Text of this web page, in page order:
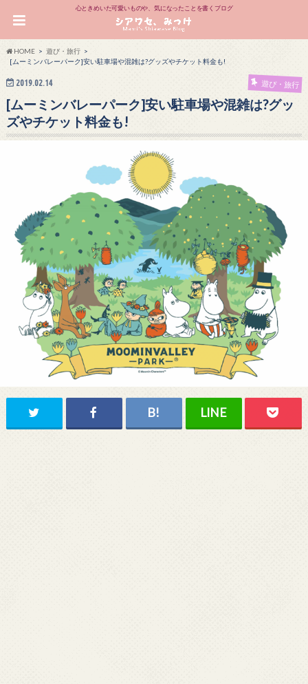
心ときめいた可愛いものや、気になったことを書くブログ
HOME
遊び・旅行
[ムーミンバレーパーク]安い駐車場や混雑は?グッズやチケット料金も!
2019.02.14 遊び・旅行
[ムーミンバレーパーク]安い駐車場や混雑は?グッ
ズやチケット料金も!